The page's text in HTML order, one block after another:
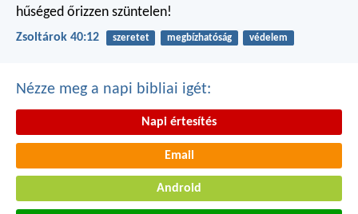
hűséged őrizzen szüntelen!
Zsoltárok 40:12 szeretet megbízhatóság védelem
Nézze meg a napi bibliai igét:
Napi értesítés
Email
Android